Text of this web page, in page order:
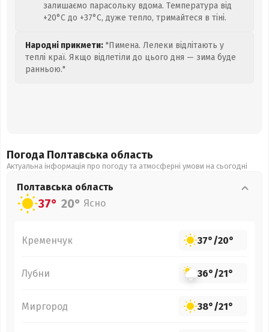
залишаємо парасольку вдома. Температура від
+20°C до +37°C, дуже тепло, тримайтеся в тіні.
Народні прикмети: "Пимена. Лелеки відлітають у
теплі краї. Якщо відлетіли до цього дня — зима буде
ранньою."
Погода Полтавська область
Актуальна інформація про погоду та атмосферні умови на сьогодні
Полтавська область
37° 20° Ясно
Кременчук 37°/20°
Лубни 36°/21°
Миргород 38°/21°